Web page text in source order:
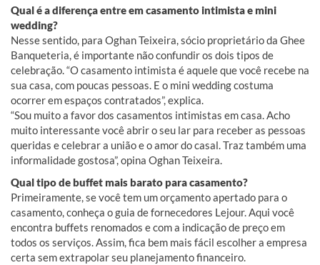
Qual é a diferença entre em casamento intimista e mini
wedding?
Nesse sentido, para Oghan Teixeira, sócio proprietário da Ghee
Banqueteria, é importante não confundir os dois tipos de
celebração. “O casamento intimista é aquele que você recebe na
sua casa, com poucas pessoas. E o mini wedding costuma
ocorrer em espaços contratados”, explica.
“Sou muito a favor dos casamentos intimistas em casa. Acho
muito interessante você abrir o seu lar para receber as pessoas
queridas e celebrar a união e o amor do casal. Traz também uma
informalidade gostosa”, opina Oghan Teixeira.
Qual tipo de buffet mais barato para casamento?
Primeiramente, se você tem um orçamento apertado para o
casamento, conheça o guia de fornecedores Lejour. Aqui você
encontra buffets renomados e com a indicação de preço em
todos os serviços. Assim, fica bem mais fácil escolher a empresa
certa sem extrapolar seu planejamento financeiro.